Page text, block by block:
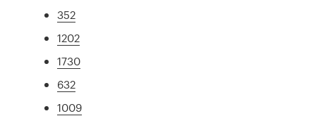
352
1202
1730
632
1009